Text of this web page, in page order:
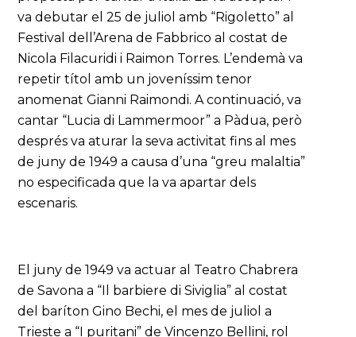
va debutar el 25 de juliol amb “Rigoletto” al
Festival dell’Arena de Fabbrico al costat de
Nicola Filacuridi i Raimon Torres. L’endemà va
repetir títol amb un joveníssim tenor
anomenat Gianni Raimondi. A continuació, va
cantar “Lucia di Lammermoor” a Pàdua, però
després va aturar la seva activitat fins al mes
de juny de 1949 a causa d’una “greu malaltia”
no especificada que la va apartar dels
escenaris.
El juny de 1949 va actuar al Teatro Chabrera
de Savona a “Il barbiere di Siviglia” al costat
del baríton Gino Bechi, el mes de juliol a
Trieste a “I puritani” de Vincenzo Bellini, rol